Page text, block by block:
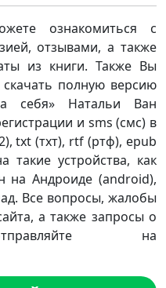
ознакомиться с
отзывами, а также
из книги. Также Вы
полную версию
себя» Натальи Ван
и sms (смс) в
txt (тхт), rtf (ртф), epub
такие устройства, как
на Андроиде (android),
Все вопросы, жалобы
а также запросы о
на